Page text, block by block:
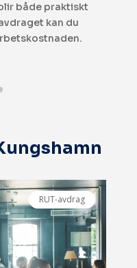
och modern
det mer prisvärt!
RUT-avdrag